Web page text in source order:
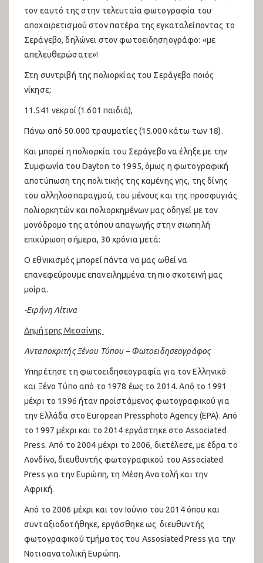
Kurdish
Türkçe
τον εαυτό της στην τελευταία φωτογραφία του
αποχαιρετισμού στον πατέρα της εγκαταλείποντας το
Σεράγεβο, δηλώνει στον φωτοειδησηογράφο: «με
απελευθερώσατε»!
Στη συντριβή της πολιορκίας του Σεράγεβο ποιός
νίκησε;
11.541 νεκροί (1.601 παιδιά),
Πάνω από 50.000 τραυματίες (15.000 κάτω των 18).
Και μπορεί η πολιορκία του Σεράγεβο να έληξε με την
Συμφωνία του Dayton το 1995, όμως η φωτογραφική
αποτύπωση της πολιτικής της καμένης γης, της δίνης
του αλληλοσπαραγμού, του μένους και της προσφυγιάς
πολιορκητών και πολιορκημένων μας οδηγεί με τον
μονόδρομο της ατόπου απαγωγής στην σιωπηλή
επικύρωση σήμερα, 30 χρόνια μετά:
Ο εθνικισμός μπορεί πάντα να μας ωθεί να
επανεφεύρουμε επανειλημμένα τη πιο σκοτεινή μας
μοίρα.
-Ειρήνη Λίτινα
Δημήτρης Μεσσίνης
Ανταποκριτής Ξένου Τύπου – Φωτοειδησεογράφος
Υπηρέτησε τη φωτοειδησεογραφία για τον Ελληνικό
και Ξένο Τύπο από το 1978 έως το 2014. Από το 1991
μέχρι το 1996 ήταν προϊστάμενος φωτογραφικού για
την Ελλάδα στο European Pressphoto Agency (EPA). Από
το 1997 μέχρι και το 2014 εργάστηκε στο Associated
Press. Από το 2004 μέχρι το 2006, διετέλεσε, με έδρα το
Λονδίνο, διευθυντής φωτογραφικού του Associated
Press για την Ευρώπη, τη Μέση Ανατολή και την
Αφρική.
Από το 2006 μέχρι και τον Ιούνιο του 2014 όπου και
συνταξιοδοτήθηκε, εργάσθηκε ως διευθυντής
φωτογραφικού τμήματος του Assosiated Press για την
Νοτιοανατολική Ευρώπη.